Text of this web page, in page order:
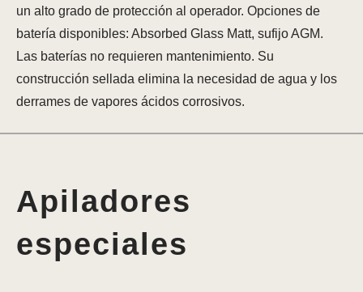
un alto grado de protección al operador. Opciones de
batería disponibles: Absorbed Glass Matt, sufijo AGM.
Las baterías no requieren mantenimiento. Su
construcción sellada elimina la necesidad de agua y los
derrames de vapores ácidos corrosivos.
Apiladores
especiales